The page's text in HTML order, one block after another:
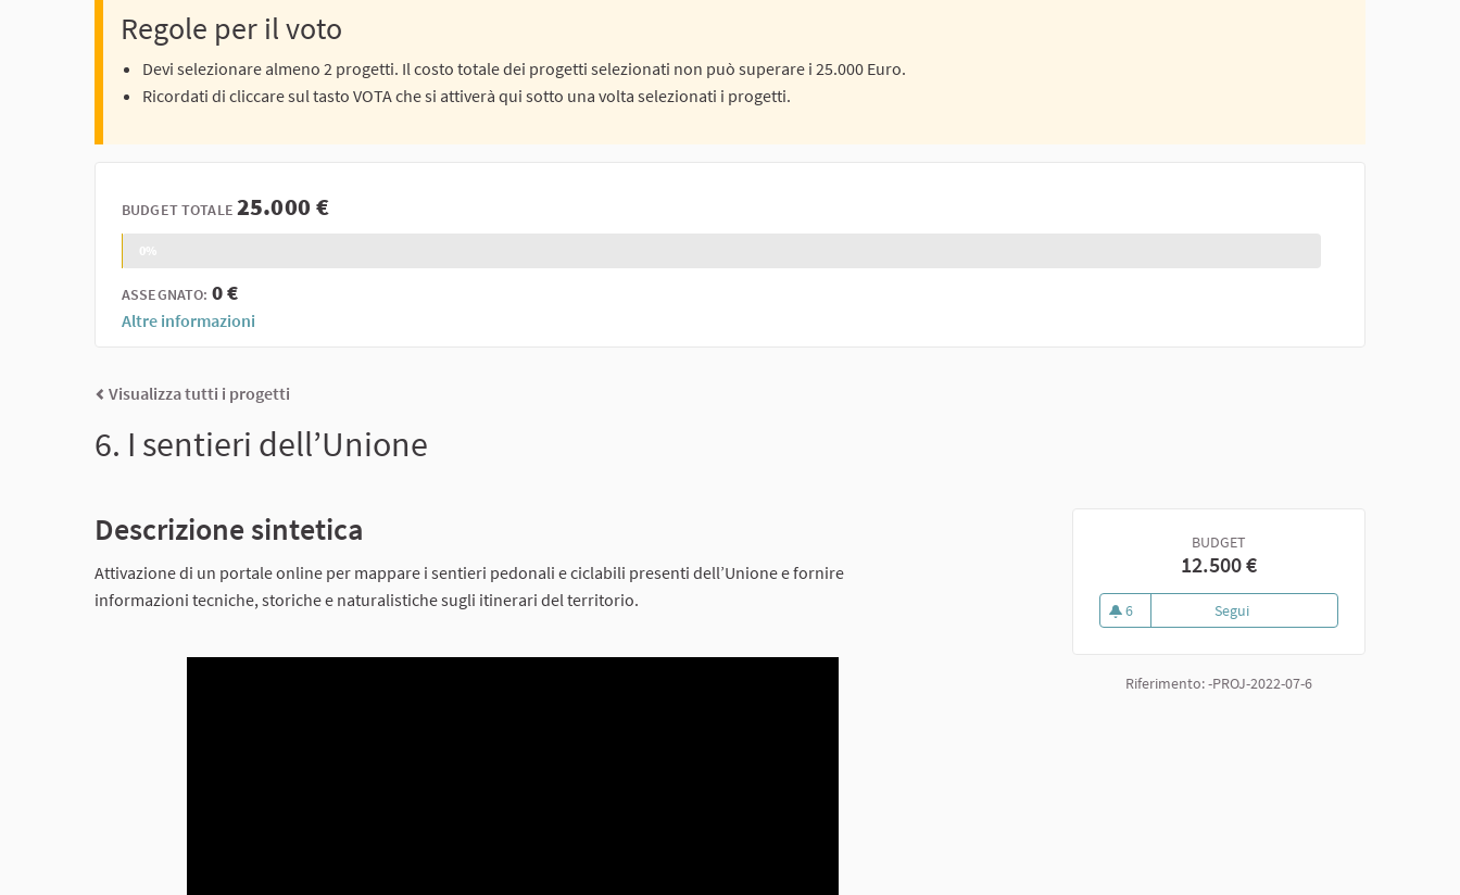
Regole per il voto
Devi selezionare almeno 2 progetti. Il costo totale dei progetti selezionati non può superare i 25.000 Euro.
Ricordati di cliccare sul tasto VOTA che si attiverà qui sotto una volta selezionati i progetti.
BUDGET TOTALE25.000 €
ASSEGNATO: 0 €
Altre informazioni
Visualizza tutti i progetti
6. I sentieri dell’Unione
BUDGET
12.500 €
6
6 sostenitori
Segui
Riferimento: -PROJ-2022-07-6
Descrizione sintetica
Attivazione di un portale online per mappare i sentieri pedonali e ciclabili presenti dell’Unione e fornire
informazioni tecniche, storiche e naturalistiche sugli itinerari del territorio.